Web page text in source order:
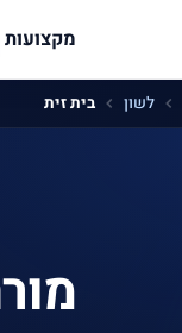
מקצועות
לשון בית זית